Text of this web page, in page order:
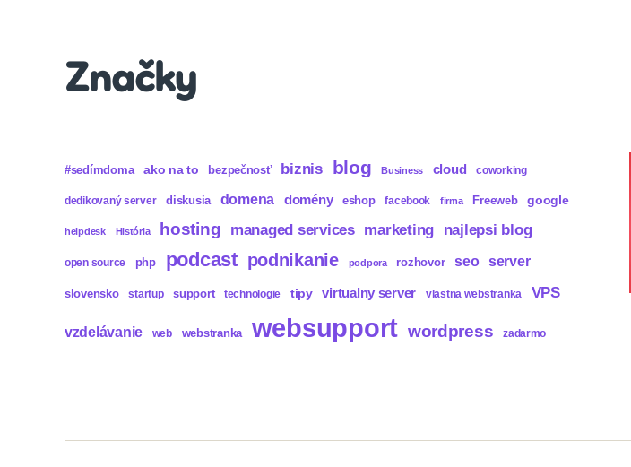
Značky
#sedímdoma ako na to bezpečnosť biznis blog Business cloud coworking
dedikovaný server diskusia domena domény eshop facebook firma Freeweb google
helpdesk História hosting managed services marketing najlepsi blog
open source php podcast podnikanie podpora rozhovor seo server
slovensko startup support technologie tipy virtualny server vlastna webstranka VPS
vzdelávanie web webstranka websupport wordpress zadarmo